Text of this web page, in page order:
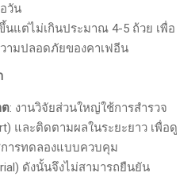
วัน
แต่ไม่เกินประมาณ 4-5 ถ้วย เพื่อ
ามปลอดภัยของคาเฟอีน
ต: งานวิจัยส่วนใหญ่ใช้การสำรวจ
และติดตามผลในระยะยาว เพื่อดู
ารทดลองแบบควบคุม
ดังนั้นจึงไม่สามารถยืนยัน